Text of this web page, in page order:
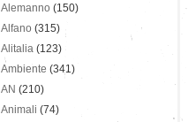
Alemanno (150)
Alfano (315)
Alitalia (123)
Ambiente (341)
AN (210)
Animali (74)